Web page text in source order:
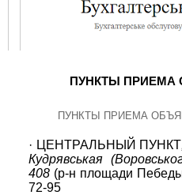
ПУНКТЫ ПРИЕМА
ПУНКТЫ ПРИЕМА
· ЦЕНТРАЛЬНЫЙ ПУНКТ
Кудрявськая
408 (р-н площади
72-95